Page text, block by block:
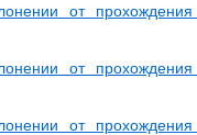
от
от
от